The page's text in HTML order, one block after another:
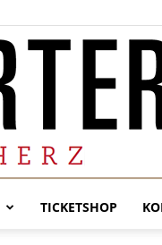
TICKETSHOP